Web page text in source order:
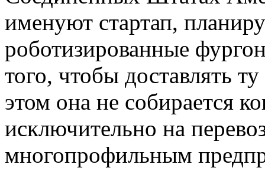
именуют стартап,
роботизированные
того, чтобы доставлять
этом она не собирается
исключительно на
многопрофильным